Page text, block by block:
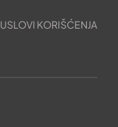
USLOVI KORIŠĆENJA